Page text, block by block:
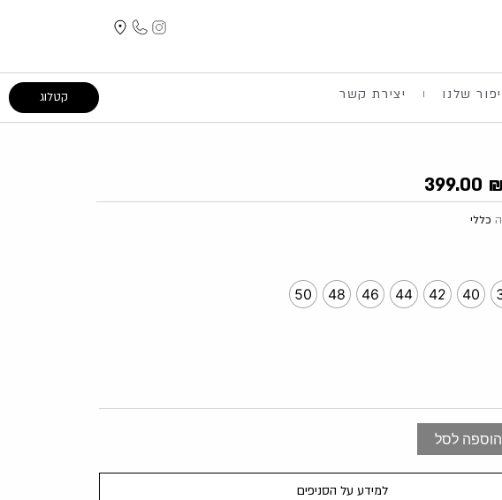
קטלוג שלנו יצירת קשר
המחיר
היה:
399.00 ₪
הנוכחי
כללי
40
42
44
46
48
50
הוספה לסל
למידע על הסניפים